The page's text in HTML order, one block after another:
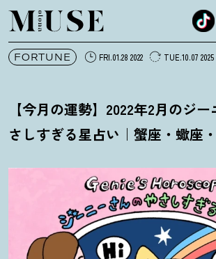
オトナミューズ ウェブ
FORTUNE FRI.01.28 2022 TUE.10.07 2025
【今月の運勢】2022年2月のジ
さしすぎる星占い｜蟹座・蠍座